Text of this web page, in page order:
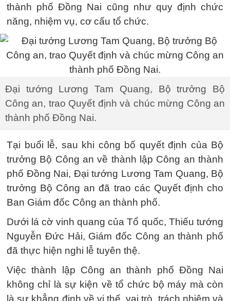
thành phố Đồng Nai cũng như quy định chức
năng, nhiệm vụ, cơ cấu tổ chức.
Đại tướng Lương Tam Quang, Bộ trưởng Bộ
Công an, trao Quyết định và chúc mừng Công an
thành phố Đồng Nai.
Tại buổi lễ, sau khi công bố quyết định của Bộ
trưởng Bộ Công an về thành lập Công an thành
phố Đồng Nai, Đại tướng Lương Tam Quang, Bộ
trưởng Bộ Công an đã trao các Quyết định cho
Ban Giám đốc Công an thành phố.
Dưới lá cờ vinh quang của Tổ quốc, Thiếu tướng
Nguyễn Đức Hải, Giám đốc Công an thành phố
đã thực hiện nghi lễ tuyên thệ.
Việc thành lập Công an thành phố Đồng Nai
không chỉ là sự kiện về tổ chức bộ máy mà còn
là sự khẳng định về vị thế, vai trò, trách nhiệm và